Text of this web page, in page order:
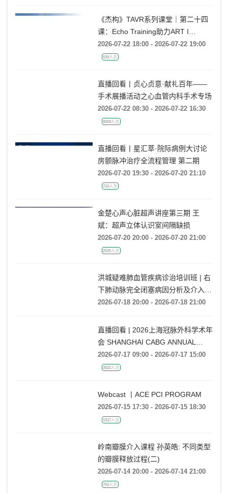
《杰构》TAVR系列课堂｜第二十四
课：Echo Training助力ART I
Rebecca T. Hahn教授《主动脉瓣反
流的超声培训：从病理机制到临床诊
2026-07-22 18:00 - 2026-07-22 19:00
539人次
直播回看丨贞心贞意·献礼百年——
手术展播活动之心血管内科手术专场
2026-07-22 08:30 - 2026-07-22 16:30
8008人次
直播回看丨星汇萃·院际病例大讨论
房颤脉冲治疗全流程管理 第二期
2026-07-20 19:30 - 2026-07-20 21:10
715人次
金楚心声心脏超声讲座第三期 王
斌：超声立体认识室间隔缺损
2026-07-20 20:00 - 2026-07-20 21:00
2525人次
洪城疑难肺血管疾病诊治培训班 | 右
下肺动脉完全闭塞病因分析及介入开
通技巧
2026-07-18 20:00 - 2026-07-18 21:00
直播回看 | 2026上海冠脉外科学术年
会 SHANGHAI CABG ANNUAL
CONFERENCE
2026-07-17 09:00 - 2026-07-17 15:00
3522人次
Webcast 丨ACE PCI PROGRAM
2026-07-15 17:30 - 2026-07-15 18:30
1317人次
岭南瓣膜介入课程 孙英皓: 不同类型
的瓣膜释放过程(二)
2026-07-14 20:00 - 2026-07-14 21:00
752人次